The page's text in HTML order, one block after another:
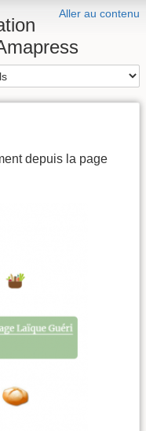
Aller au contenu
depuis la page